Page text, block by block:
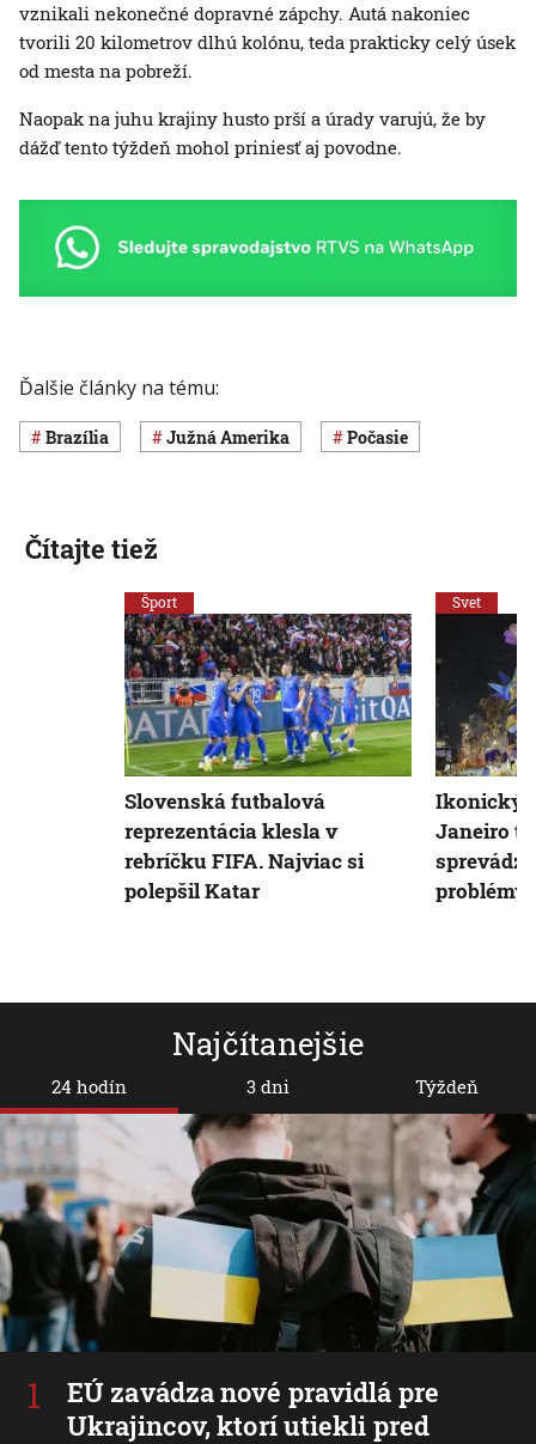
vznikali nekonečné dopravné zápchy. Autá nakoniec
tvorili 20 kilometrov dlhú kolónu, teda prakticky celý úsek
od mesta na pobreží.
Naopak na juhu krajiny husto prší a úrady varujú, že by
dážď tento týždeň mohol priniesť aj povodne.
Ďalšie články na tému:
Brazília Južná Amerika Počasie
Najčítanejšie
24 hodín
EÚ zavádza nové pravidlá pre
Ukrajincov, ktorí utiekli pred
3 dni Týždeň
Čítajte tiež
Šport
Slovenská futbalová
reprezentácia klesla v
rebríčku FIFA. Najviac si
polepšil Katar
Svet
Ikonický
Janeiro
problémy